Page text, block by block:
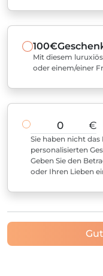
100€
Mit diesem
oder einem/einer
€
Sie haben nicht
personalisierten
Geben Sie den
oder Ihren Lieben